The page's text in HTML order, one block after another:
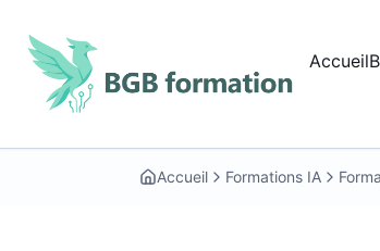
Accueil
Accueil Formations IA